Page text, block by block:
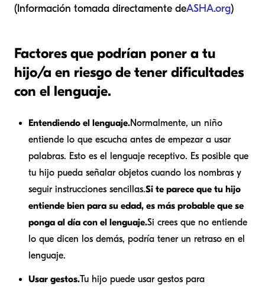
(Información tomada directamente deASHA.org)
Factores que podrían poner a tu
hijo/a en riesgo de tener dificultades
con el lenguaje.
Entendiendo el lenguaje.Normalmente, un niño
entiende lo que escucha antes de empezar a usar
palabras. Esto es el lenguaje receptivo. Es posible que
tu hijo pueda señalar objetos cuando los nombras y
seguir instrucciones sencillas.Si te parece que tu hijo
entiende bien para su edad, es más probable que se
ponga al día con el lenguaje.Si crees que no entiende
lo que dicen los demás, podría tener un retraso en el
lenguaje.
Usar gestos.Tu hijo puede usar gestos para